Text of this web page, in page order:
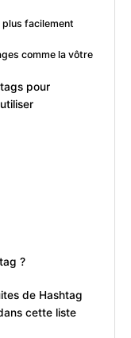
facilement
comme la vôtre
pour
?
de Hashtag
cette liste